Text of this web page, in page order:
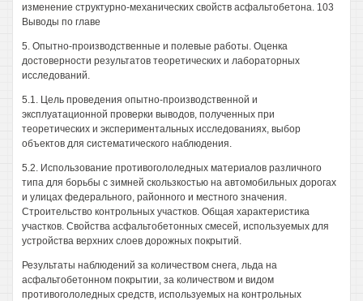
изменение структурно-механических свойств асфальтобетона. 103
Выводы по главе
5. Опытно-производственные и полевые работы. Оценка
достоверности результатов теоретических и лабораторных
исследований.
5.1. Цель проведения опытно-производственной и
эксплуатационной проверки выводов, полученных при
теоретических и экспериментальных исследованиях, выбор
объектов для систематического наблюдения.
5.2. Использование противогололедных материалов различного
типа для борьбы с зимней скользкостью на автомобильных дорогах
и улицах федерального, районного и местного значения.
Строительство контрольных участков. Общая характеристика
участков. Свойства асфальтобетонных смесей, используемых для
устройства верхних слоев дорожных покрытий.
Результаты наблюдений за количеством снега, льда на
асфальтобетонном покрытии, за количеством и видом
противогололедных средств, используемых на контрольных